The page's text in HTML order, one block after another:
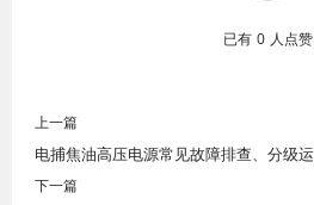
已有 0 人点赞
上一篇
下一篇